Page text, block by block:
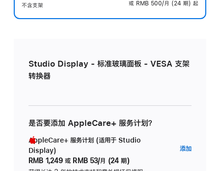
不含支架
或 RMB 500/月 (24 期) 起
Studio Display - 标准玻璃面板 - VESA 支架
转换器
是否要添加 AppleCare+ 服务计划？
AppleCare+ 服务计划 (适用于 Studio
Display)
RMB 1,249 或 RMB 53/月 (24 期)
添加